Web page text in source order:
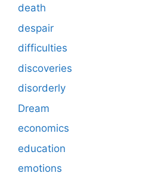
death
despair
difficulties
discoveries
disorderly
Dream
economics
education
emotions